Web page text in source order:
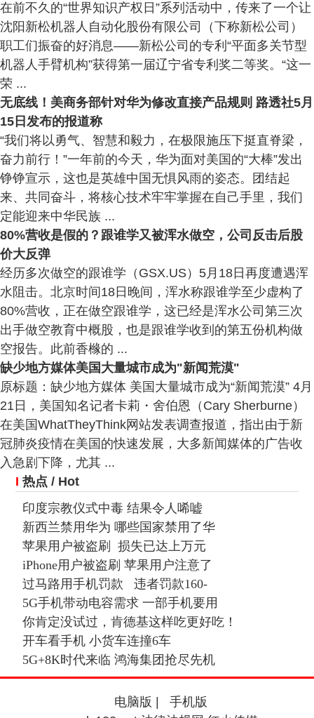
在前不久的“世界知识产权日”系列活动中，传来了一个让
沈阳新松机器人自动化股份有限公司（下称新松公司）
职工们振奋的好消息――新松公司的专利“平面多关节型
机器人手臂机构”获得第一届辽宁省专利奖二等奖。“这一
荣 ...
无底线！美商务部针对华为修改直接产品规则 路透社5月
15日发布的报道称
“我们将以勇气、智慧和毅力，在极限施压下挺直脊梁，
奋力前行！”一年前的今天，华为面对美国的“大棒”发出
铮铮宣示，这也是英雄中国无惧风雨的姿态。团结起
来、共同奋斗，将核心技术牢牢掌握在自己手里，我们
定能迎来中华民族 ...
80%营收是假的？跟谁学又被浑水做空，公司反击后股
价大反弹
经历多次做空的跟谁学（GSX.US）5月18日再度遭遇浑
水阻击。北京时间18日晚间，浑水称跟谁学至少虚构了
80%营收，正在做空跟谁学，这已经是浑水公司第三次
出手做空教育中概股，也是跟谁学收到的第五份机构做
空报告。此前香橼的 ...
缺少地方媒体美国大量城市成为"新闻荒漠"
原标题：缺少地方媒体 美国大量城市成为“新闻荒漠” 4月
21日，美国知名记者卡莉・舍伯恩（Cary Sherburne）
在美国WhatTheyThink网站发表调查报道，指出由于新
冠肺炎疫情在美国的快速发展，大多新闻媒体的广告收
入急剧下降，尤其 ...
I热点/ Hot
印度宗教仪式中毒 结果令人唏嘘
新西兰禁用华为 哪些国家禁用了华
苹果用户被盗刷 损失已达上万元
iPhone用户被盗刷 苹果用户注意了
过马路用手机罚款 违者罚款160-
5G手机带动电容需求 一部手机要用
你肯定没试过，肯德基这样吃更好吃！
开车看手机 小货车连撞6车
5G+8K时代来临 鸿海集团抢尽先机
电脑版
手机版